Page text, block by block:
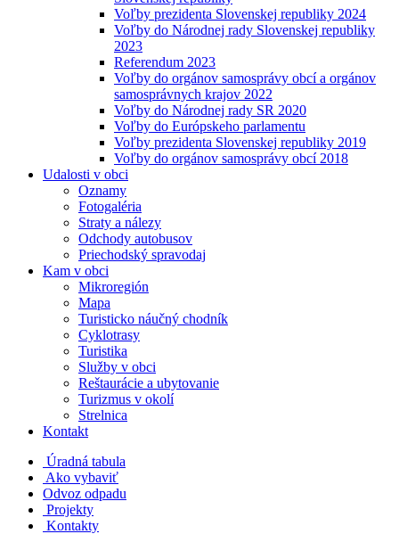
Voľby prezidenta Slovenskej republiky 2024
Voľby do Národnej rady Slovenskej republiky
2023
Referendum 2023
Voľby do orgánov samosprávy obcí a orgánov
samosprávnych krajov 2022
Voľby do Národnej rady SR 2020
Voľby do Európskeho parlamentu
Voľby prezidenta Slovenskej republiky 2019
Voľby do orgánov samosprávy obcí 2018
Udalosti v obci
Oznamy
Fotogaléria
Straty a nálezy
Odchody autobusov
Priechodský spravodaj
Kam v obci
Mikroregión
Mapa
Turisticko náučný chodník
Cyklotrasy
Turistika
Služby v obci
Reštaurácie a ubytovanie
Turizmus v okolí
Strelnica
Kontakt
Úradná tabula
Ako vybaviť
Odvoz odpadu
Projekty
Kontakty